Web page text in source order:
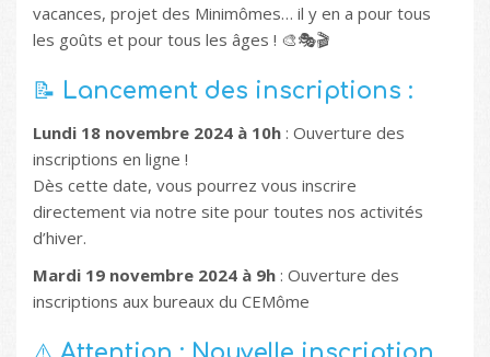
vacances, projet des Minimômes… il y en a pour tous
les goûts et pour tous les âges ! 🎨🎭🎬
📝 Lancement des inscriptions :
Lundi 18 novembre 2024 à 10h : Ouverture des
inscriptions en ligne !
Dès cette date, vous pourrez vous inscrire
directement via notre site pour toutes nos activités
d’hiver.
Mardi 19 novembre 2024 à 9h : Ouverture des
inscriptions aux bureaux du CEMôme